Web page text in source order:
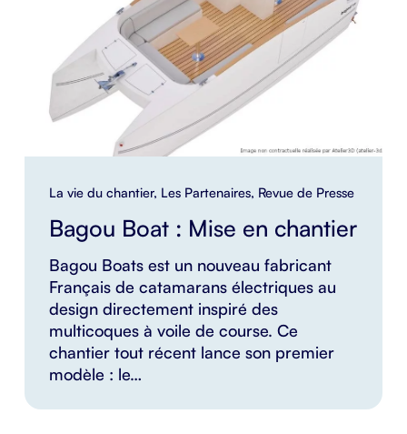
La vie du chantier, Les Partenaires, Revue de Presse
Bagou Boat : Mise en chantier
Bagou Boats est un nouveau fabricant
Français de catamarans électriques au
design directement inspiré des
multicoques à voile de course. Ce
chantier tout récent lance son premier
modèle : le…